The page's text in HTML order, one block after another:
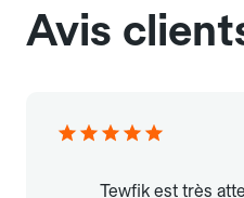
Avis
Tewfik est très